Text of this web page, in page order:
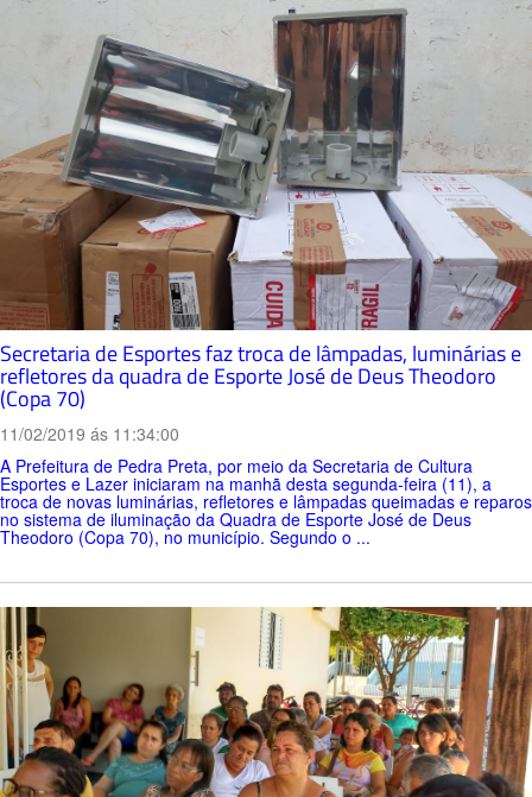
Secretaria de Esportes faz troca de lâmpadas, luminárias e
refletores da quadra de Esporte José de Deus Theodoro
(Copa 70)
11/02/2019 ás 11:34:00
A Prefeitura de Pedra Preta, por meio da Secretaria de Cultura
Esportes e Lazer iniciaram na manhã desta segunda-feira (11), a
troca de novas luminárias, refletores e lâmpadas queimadas e reparos
no sistema de iluminação da Quadra de Esporte José de Deus
Theodoro (Copa 70), no município. Segundo o ...